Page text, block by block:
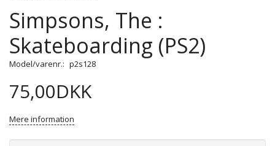
Simpsons, The :
Skateboarding (PS2)
Model/varenr.: p2s128
75,00DKK
Mere information